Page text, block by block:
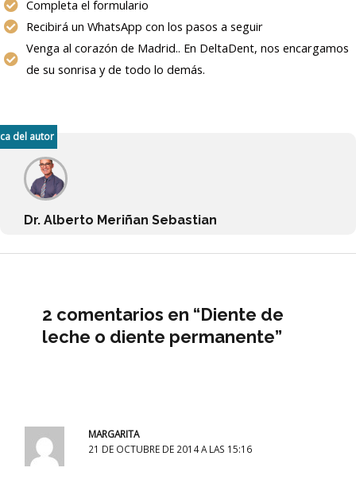
Completa el formulario
Recibirá un WhatsApp con los pasos a seguir
Venga al corazón de Madrid.. En DeltaDent, nos encargamos
de su sonrisa y de todo lo demás.
del autor
Dr. Alberto Meriñan Sebastian
2 comentarios en “Diente de
leche o diente permanente”
MARGARITA
21 DE OCTUBRE DE 2014 A LAS 15:16